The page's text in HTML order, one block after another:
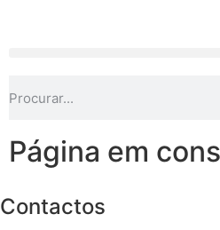
Página em
Contactos